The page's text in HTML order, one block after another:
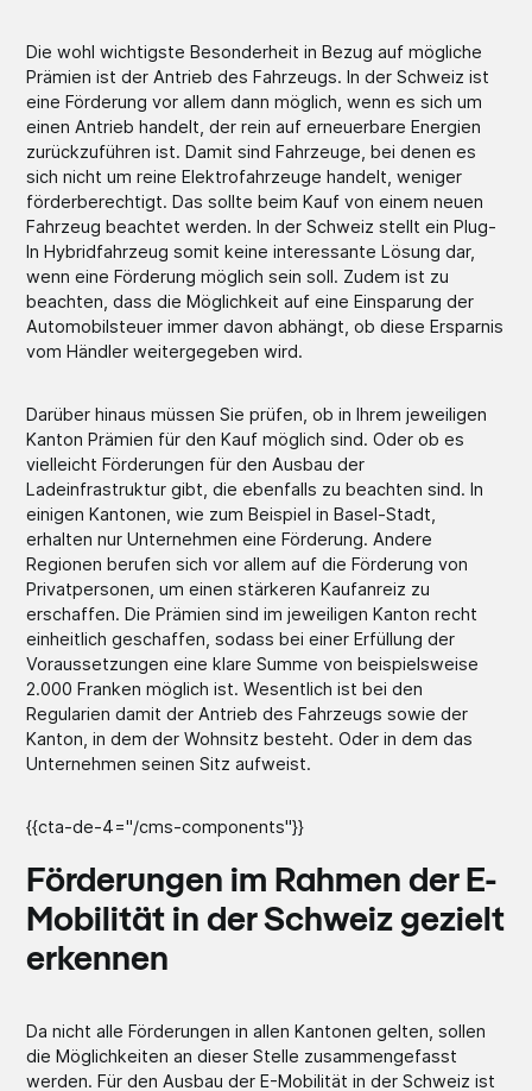
Die wohl wichtigste Besonderheit in Bezug auf mögliche
Prämien ist der Antrieb des Fahrzeugs. In der Schweiz ist
eine Förderung vor allem dann möglich, wenn es sich um
einen Antrieb handelt, der rein auf erneuerbare Energien
zurückzuführen ist. Damit sind Fahrzeuge, bei denen es
sich nicht um reine Elektrofahrzeuge handelt, weniger
förderberechtigt. Das sollte beim Kauf von einem neuen
Fahrzeug beachtet werden. In der Schweiz stellt ein Plug-
In Hybridfahrzeug somit keine interessante Lösung dar,
wenn eine Förderung möglich sein soll. Zudem ist zu
beachten, dass die Möglichkeit auf eine Einsparung der
Automobilsteuer immer davon abhängt, ob diese Ersparnis
vom Händler weitergegeben wird.
Darüber hinaus müssen Sie prüfen, ob in Ihrem jeweiligen
Kanton Prämien für den Kauf möglich sind. Oder ob es
vielleicht Förderungen für den Ausbau der
Ladeinfrastruktur gibt, die ebenfalls zu beachten sind. In
einigen Kantonen, wie zum Beispiel in Basel-Stadt,
erhalten nur Unternehmen eine Förderung. Andere
Regionen berufen sich vor allem auf die Förderung von
Privatpersonen, um einen stärkeren Kaufanreiz zu
erschaffen. Die Prämien sind im jeweiligen Kanton recht
einheitlich geschaffen, sodass bei einer Erfüllung der
Voraussetzungen eine klare Summe von beispielsweise
2.000 Franken möglich ist. Wesentlich ist bei den
Regularien damit der Antrieb des Fahrzeugs sowie der
Kanton, in dem der Wohnsitz besteht. Oder in dem das
Unternehmen seinen Sitz aufweist.
{{cta-de-4="/cms-components"}}
Förderungen im Rahmen der E-
Mobilität in der Schweiz gezielt
erkennen
Da nicht alle Förderungen in allen Kantonen gelten, sollen
die Möglichkeiten an dieser Stelle zusammengefasst
werden. Für den Ausbau der E-Mobilität in der Schweiz ist